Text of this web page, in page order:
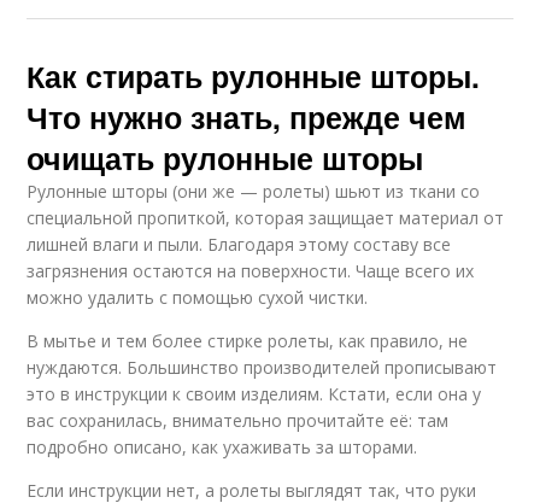
Как стирать рулонные шторы.
Что нужно знать, прежде чем
очищать рулонные шторы
Рулонные шторы (они же — ролеты) шьют из ткани со
специальной пропиткой, которая защищает материал от
лишней влаги и пыли. Благодаря этому составу все
загрязнения остаются на поверхности. Чаще всего их
можно удалить с помощью сухой чистки.
В мытье и тем более стирке ролеты, как правило, не
нуждаются. Большинство производителей прописывают
это в инструкции к своим изделиям. Кстати, если она у
вас сохранилась, внимательно прочитайте её: там
подробно описано, как ухаживать за шторами.
Если инструкции нет, а ролеты выглядят так, что руки